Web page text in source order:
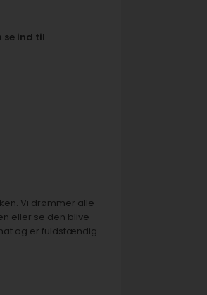
se ind til
Vi drømmer alle
eller se den blive
og er fuldstændig